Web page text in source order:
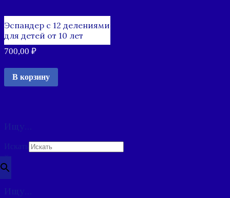
Эспандер с 12 делениями
для детей от 10 лет
700,00 ₽
В корзину
Ищу…
Искать
×
Ищу…